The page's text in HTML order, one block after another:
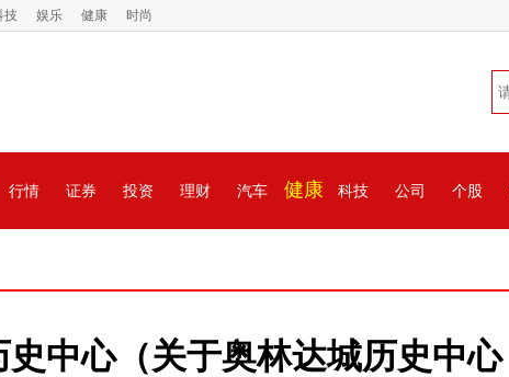
技 娱乐 健康 时尚
行情 证券 投资 理财 汽车 健康 科技 公司 个股
中心（关于奥林达城历史中心